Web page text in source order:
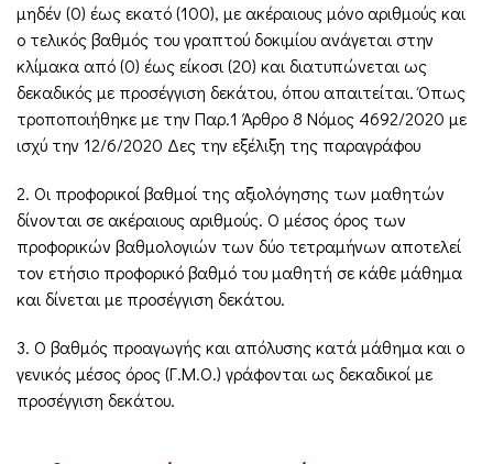
μηδέν (0) έως εκατό (100), με ακέραιους μόνο αριθμούς και
ο τελικός βαθμός του γραπτού δοκιμίου ανάγεται στην
κλίμακα από (0) έως είκοσι (20) και διατυπώνεται ως
δεκαδικός με προσέγγιση δεκάτου, όπου απαιτείται. Όπως
τροποποιήθηκε με την Παρ.1 Άρθρο 8 Νόμος 4692/2020 με
ισχύ την 12/6/2020 Δες την εξέλιξη της παραγράφου
2. Οι προφορικοί βαθμοί της αξιολόγησης των μαθητών
δίνονται σε ακέραιους αριθμούς. Ο μέσος όρος των
προφορικών βαθμολογιών των δύο τετραμήνων αποτελεί
τον ετήσιο προφορικό βαθμό του μαθητή σε κάθε μάθημα
και δίνεται με προσέγγιση δεκάτου.
3. Ο βαθμός προαγωγής και απόλυσης κατά μάθημα και ο
γενικός μέσος όρος (Γ.Μ.Ο.) γράφονται ως δεκαδικοί με
προσέγγιση δεκάτου.